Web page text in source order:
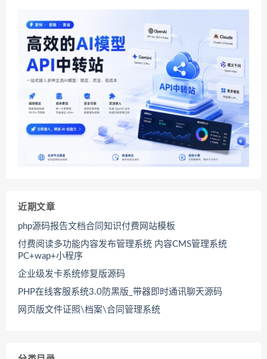
近期文章
php源码报告文档合同知识付费网站模板
付费阅读多功能内容发布管理系统 内容CMS管理系统
PC+wap+小程序
企业级发卡系统修复版源码
PHP在线客服系统3.0防黑版_带器即时通讯聊天源码
网页版文件证照\档案\合同管理系统